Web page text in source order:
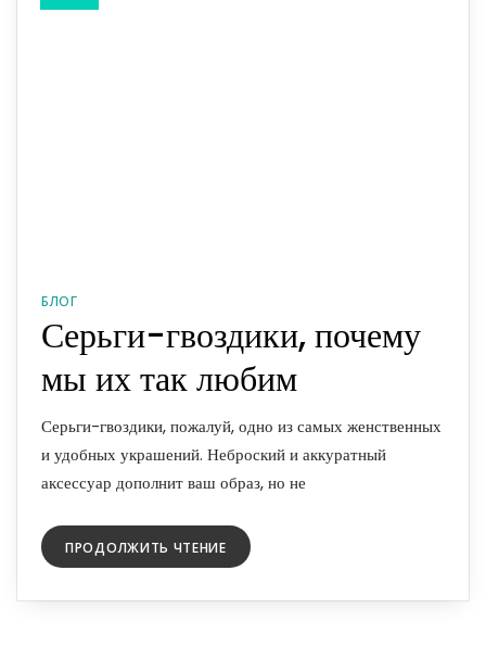
БЛОГ
Серьги-гвоздики, почему
мы их так любим
Серьги-гвоздики, пожалуй, одно из самых женственных
и удобных украшений. Неброский и аккуратный
аксессуар дополнит ваш образ, но не
ПРОДОЛЖИТЬ ЧТЕНИЕ